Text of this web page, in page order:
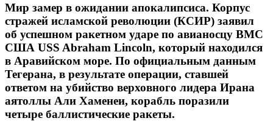
Мир замер в ожидании апокалипсиса. Корпус
стражей исламской революции (КСИР) заявил
об успешном ракетном ударе по авианосцу ВМС
США USS Abraham Lincoln, который находился
в Аравийском море. По официальным данным
Тегерана, в результате операции, ставшей
ответом на убийство верховного лидера Ирана
аятоллы Али Хаменеи, корабль поразили
четыре баллистические ракеты.